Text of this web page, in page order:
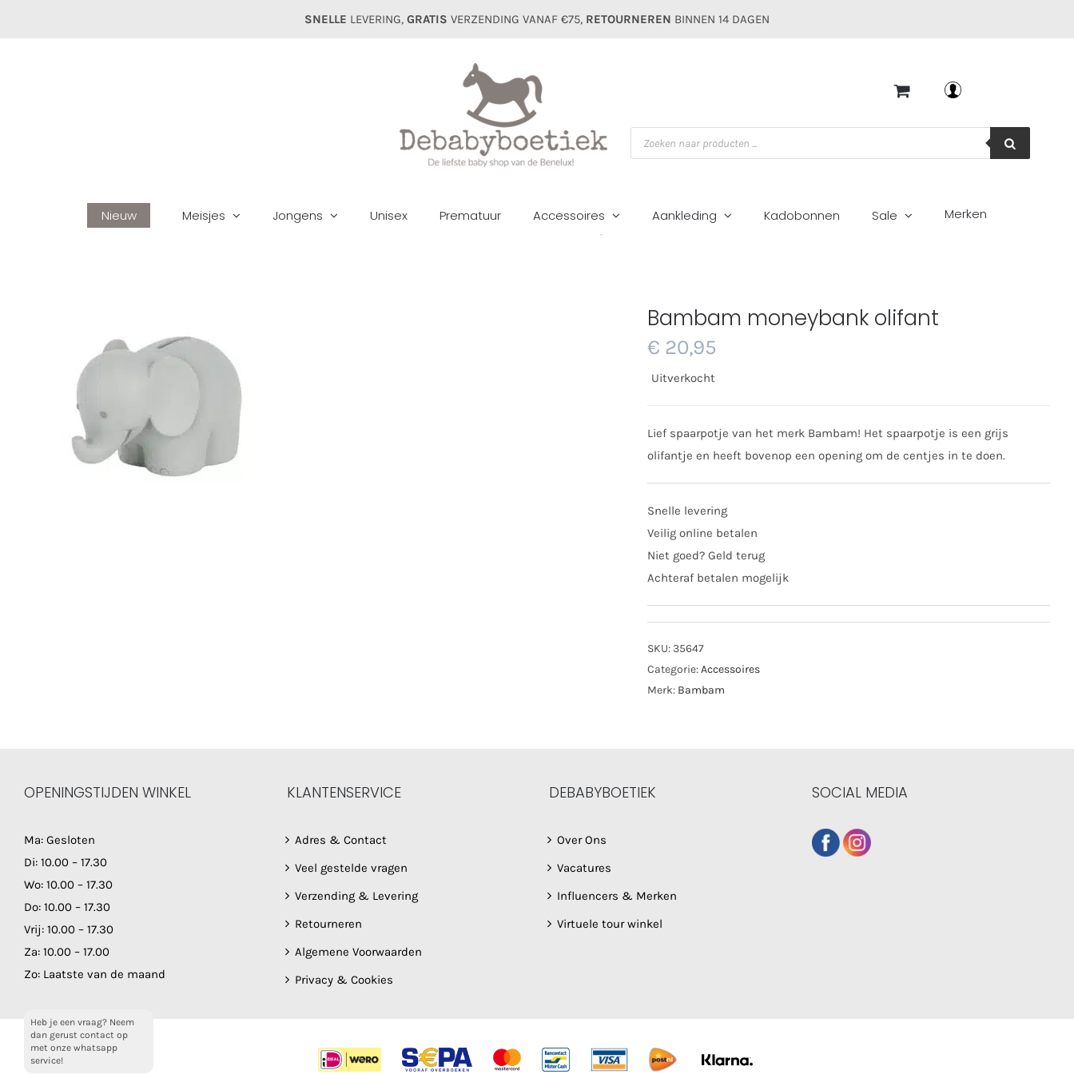
SNELLE LEVERING, GRATIS VERZENDING VANAF €75, RETOURNEREN BINNEN 14 DAGEN
Producten
zoeken
Nieuw Meisjes Jongens Unisex Prematuur Accessoires Aankleding Kadobonnen Sale Merken
Bambam moneybank olifant
€ 20,95
Uitverkocht
Lief spaarpotje van het merk Bambam! Het spaarpotje is een grijs
olifantje en heeft bovenop een opening om de centjes in te doen.
Snelle levering
Veilig online betalen
Niet goed? Geld terug
Achteraf betalen mogelijk
SKU:35647
Categorie:Accessoires
Merk: Bambam
OPENINGSTIJDEN WINKEL
Ma: Gesloten
Di: 10.00 – 17.30
Wo: 10.00 – 17.30
Do: 10.00 – 17.30
Vrij: 10.00 – 17.30
Za: 10.00 – 17.00
Zo: Laatste van de maand
KLANTENSERVICE
Adres & Contact
Veel gestelde vragen
Verzending & Levering
Retourneren
Algemene Voorwaarden
Privacy & Cookies
DEBABYBOETIEK
Over Ons
Vacatures
Influencers & Merken
Virtuele tour winkel
SOCIAL MEDIA
Heb je een vraag? Neem
dan gerust contact op
met onze whatsapp
service!